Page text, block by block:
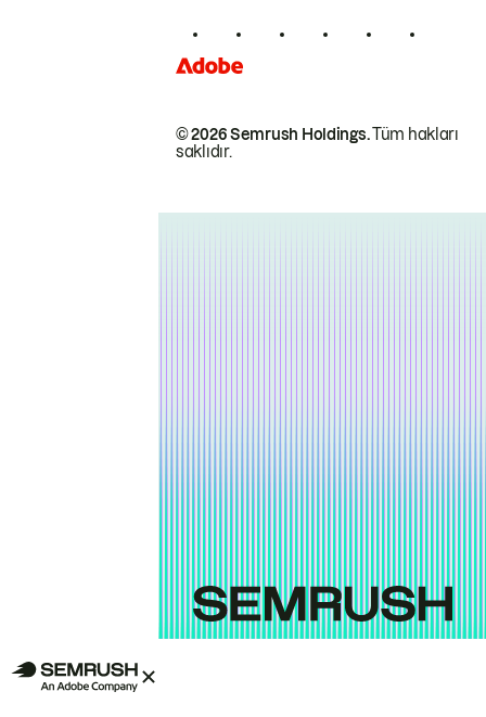
© 2026 Semrush Holdings.Tüm hakları
saklıdır.